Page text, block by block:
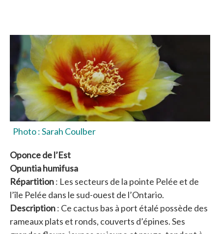
Photo : Sarah Coulber
Oponce de l’Est
Opuntia humifusa
Répartition: Les secteurs de la pointe Pelée et de
l’île Pelée dans le sud-ouest de l’Ontario.
Description: Ce cactus bas à port étalé possède des
rameaux plats et ronds, couverts d’épines. Ses